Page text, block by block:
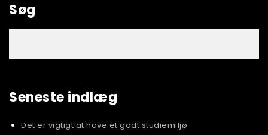
Søg
Seneste indlæg
Det er vigtigt at have et godt studiemiljø